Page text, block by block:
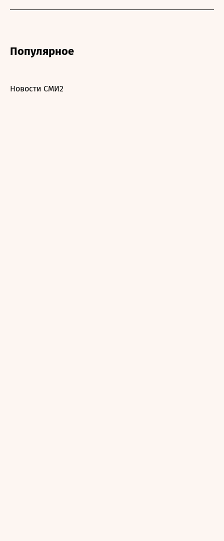
Популярное
Новости СМИ2